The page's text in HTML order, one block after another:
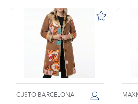
MAXMARA